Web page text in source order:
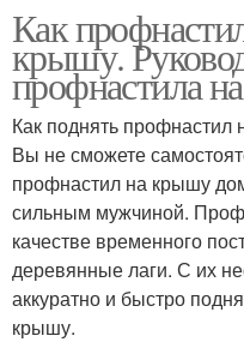
Как
крышу.
профнастила
Как поднять профнастил
Вы не сможете
профнастил на крышу
сильным мужчиной.
качестве временного
деревянные лаги. С их
аккуратно и быстро
крышу.